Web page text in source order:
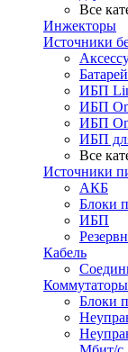
Все
Инжекторы
Источники
ИБП
ИБП
ИБП
ИБП
Все
Источники
АКБ
Блоки
ИБП
Кабель
Коммутаторы
Блоки